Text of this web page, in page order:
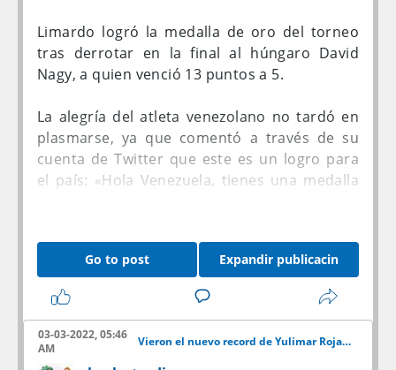
El sorteo de la fase de grupos de la Copa
Sudamericana se hará el próximo 25 de
(Paraguay), junto con el de la misma instancia
de la Copa Libertadores.
el carácter resolutivo e impactante de los
contendientes. el criterio número 2 se
centrará en el rendimiento colectivo y el
Finalmente, el criterio número 3 se referirá a
la clase del jugador y su sentido del juego
limpio.
Limardo logró la medalla de oro del torneo
tras derrotar en la final al húngaro David
Nagy, a quien venció 13 puntos a 5.
La alegría del atleta venezolano no tardó en
plasmarse, ya que comentó a través de su
cuenta de Twitter que este es un logro para
el país: «Hola Venezuela, tienes una medalla
¿Qué opinan de esto? es triste que los medios
no lo hayan publicitado.
Go to post Expandir publicacin
03-03-2022, 05:46
AM
Vieron el nuevo record de Yulimar Rojas?